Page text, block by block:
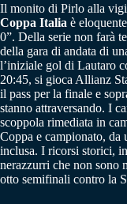
Il monito di Pirlo alla
Coppa Italia è
0”. Della serie non farà
della gara di andata di
l’iniziale gol di Lautaro
20:45, si gioca Allianz
il pass per la finale e
stanno attraversando. I
scoppola rimediata in
Coppa e campionato, da
inclusa. I ricorsi storici,
nerazzurri che non sono
otto semifinali contro la